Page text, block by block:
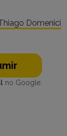
Domenici
no Google.